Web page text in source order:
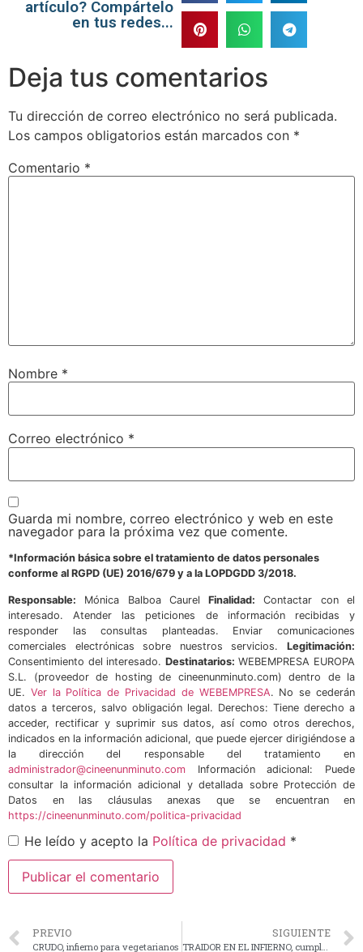
artículo? Compártelo
en tus redes...
Deja tus comentarios
Tu dirección de correo electrónico no será publicada.
Los campos obligatorios están marcados con *
Comentario *
Nombre *
Correo electrónico *
Guarda mi nombre, correo electrónico y web en este
navegador para la próxima vez que comente.
*Información básica sobre el tratamiento de datos personales
conforme al RGPD (UE) 2016/679 y a la LOPDGDD 3/2018.
Responsable: Mónica Balboa CaurelFinalidad: Contactar con el
interesado. Atender las peticiones de información recibidas y
responder las consultas planteadas. Enviar comunicaciones
comerciales electrónicas sobre nuestros servicios. Legitimación:
Consentimiento del interesado. Destinatarios: WEBEMPRESA EUROPA
S.L. (proveedor de hosting de cineenunminuto.com) dentro de la
UE. Ver la Política de Privacidad de WEBEMPRESA. No se cederán
datos a terceros, salvo obligación legal. Derechos: Tiene derecho a
acceder, rectificar y suprimir sus datos, así como otros derechos,
indicados en la información adicional, que puede ejercer dirigiéndose a
la dirección del responsable del tratamiento en
administrador@cineenunminuto.com Información adicional: Puede
consultar la información adicional y detallada sobre Protección de
Datos en las cláusulas anexas que se encuentran en
https://cineenunminuto.com/politica-privacidad
He leído y acepto la Política de privacidad *
PREVIO
CRUDO, infierno para vegetarianos
SIGUIENTE
TRAIDOR EN EL INFIERNO, cumple 70 años